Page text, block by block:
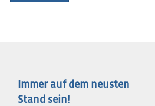
Immer auf dem neusten
Stand sein!